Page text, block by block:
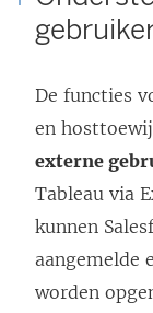
De functies
en
externe
Tableau via
kunnen
aangemelde
worden